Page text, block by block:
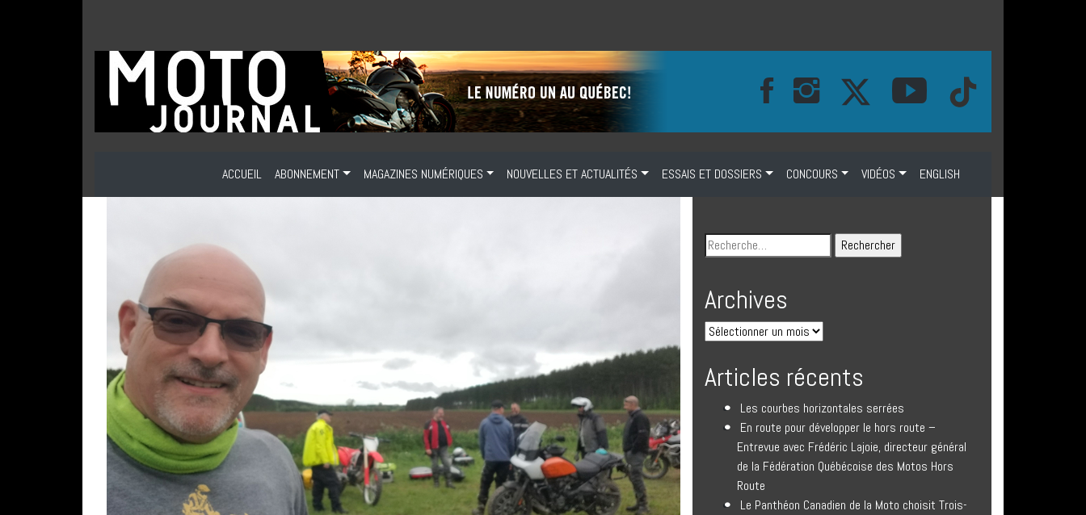
ACCUEIL ABONNEMENT MAGAZINES NUMÉRIQUES NOUVELLES ET ACTUALITÉS ESSAIS ET DOSSIERS CONCOURS VIDÉOS ENGLISH
Archives
Articles récents
Les courbes horizontales serrées
En route pour développer le hors route –
Entrevue avec Frédéric Lajoie, directeur général
de la Fédération Québécoise des Motos Hors
Route
Le Panthéon Canadien de la Moto choisit Trois-